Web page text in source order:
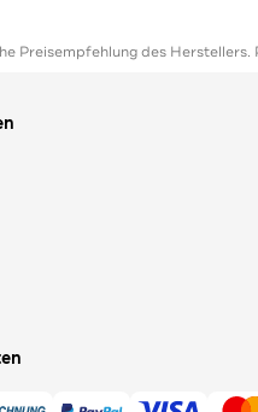
Preisempfehlung des